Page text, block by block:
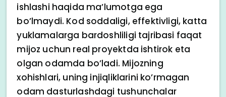
ishlashi haqida ma’lumotga ega
bo’lmaydi. Kod soddaligi, effektivligi, katta
yuklamalarga bardoshliligi tajribasi faqat
mijoz uchun real proyektda ishtirok eta
olgan odamda bo’ladi. Mijozning
xohishlari, uning injiqliklarini ko’rmagan
odam dasturlashdagi tushunchalar